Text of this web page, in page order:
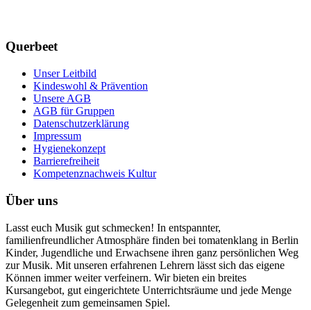
Querbeet
Unser Leitbild
Kindeswohl & Prävention
Unsere AGB
AGB für Gruppen
Datenschutzerklärung
Impressum
Hygienekonzept
Barrierefreiheit
Kompetenznachweis Kultur
Über uns
Lasst euch Musik gut schmecken! In entspannter,
familienfreundlicher Atmosphäre finden bei tomatenklang in Berlin
Kinder, Jugendliche und Erwachsene ihren ganz persönlichen Weg
zur Musik. Mit unseren erfahrenen Lehrern lässt sich das eigene
Können immer weiter verfeinern. Wir bieten ein breites
Kursangebot, gut eingerichtete Unterrichtsräume und jede Menge
Gelegenheit zum gemeinsamen Spiel.